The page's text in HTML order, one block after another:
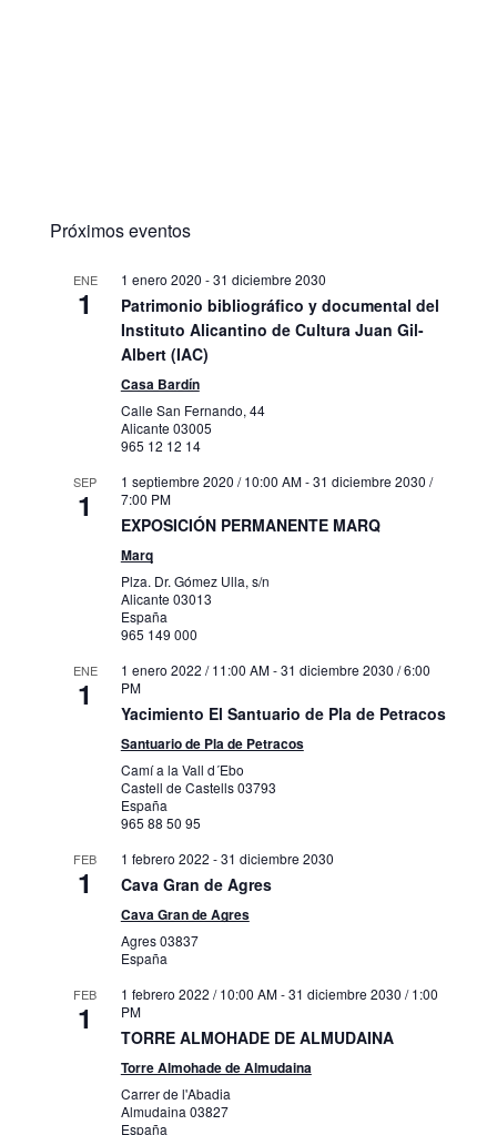
Próximos eventos
ENE
1
1 enero 2020 -31 diciembre 2030
Patrimonio bibliográfico y documental del
Instituto Alicantino de Cultura Juan Gil-
Albert (IAC)
Casa Bardín
Calle San Fernando, 44
Alicante 03005
965 12 12 14
SEP
1
1 septiembre 2020 / 10:00 AM-31 diciembre 2030 /
7:00 PM
EXPOSICIÓN PERMANENTE MARQ
Marq
Plza. Dr. Gómez Ulla, s/n
Alicante 03013
España
965 149 000
ENE
1
1 enero 2022 / 11:00 AM-31 diciembre 2030 / 6:00
PM
Yacimiento El Santuario de Pla de Petracos
Santuario de Pla de Petracos
Camí a la Vall d´Ebo
Castell de Castells03793
España
965 88 50 95
FEB
1
1 febrero 2022 -31 diciembre 2030
Cava Gran de Agres
Cava Gran de Agres
Agres03837
España
FEB
1
1 febrero 2022 / 10:00 AM-31 diciembre 2030 / 1:00
PM
TORRE ALMOHADE DE ALMUDAINA
Torre Almohade de Almudaina
Carrer de l'Abadia
Almudaina 03827
España